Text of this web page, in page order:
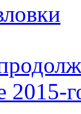
2015-